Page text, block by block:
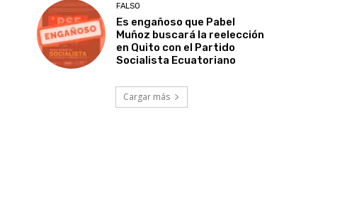
FALSO
Es engañoso que Pabel
Muñoz buscará la reelección
en Quito con el Partido
Socialista Ecuatoriano
Cargar más